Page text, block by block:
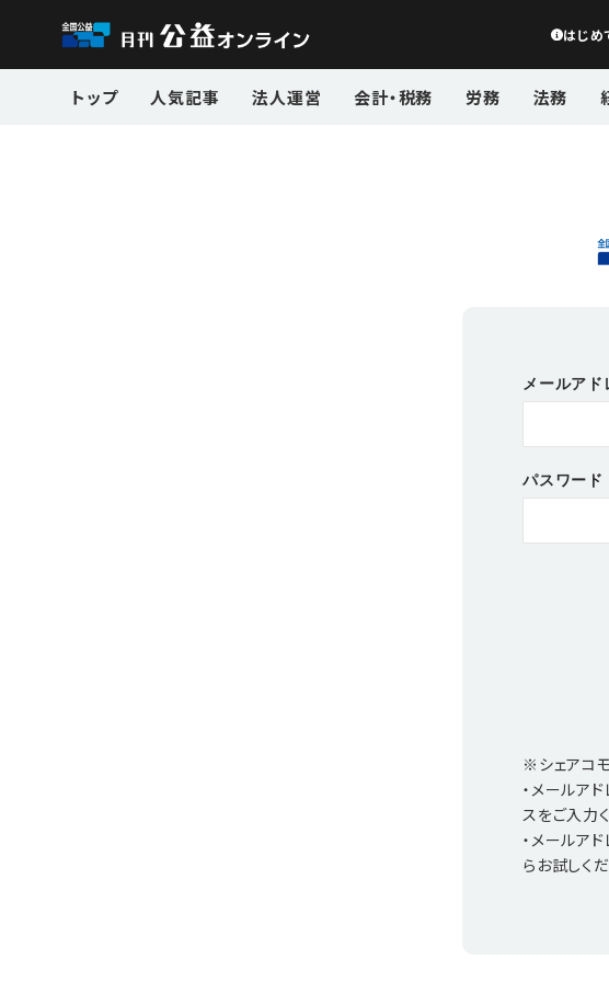
はじめ
トップ 人気記事 法人運営 会計・税務 労務 法務
メールア
パスワード
※シェアコ
・メールア
スをご入力
・メールア
らお試しくだ